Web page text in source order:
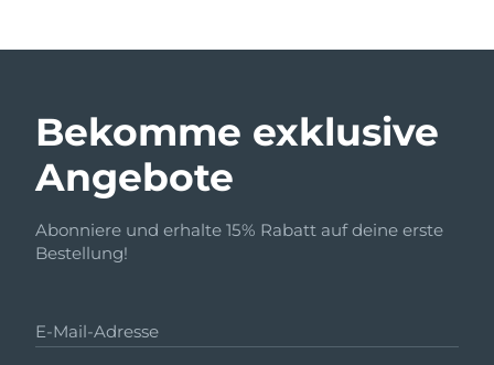
Bekomme exklusive
Angebote
Abonniere und erhalte 15% Rabatt auf deine erste
Bestellung!
E-Mail-Adresse